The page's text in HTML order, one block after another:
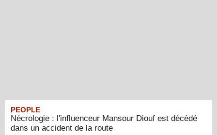
PEOPLE
Nécrologie : l'influenceur Mansour Diouf est décédé
dans un accident de la route